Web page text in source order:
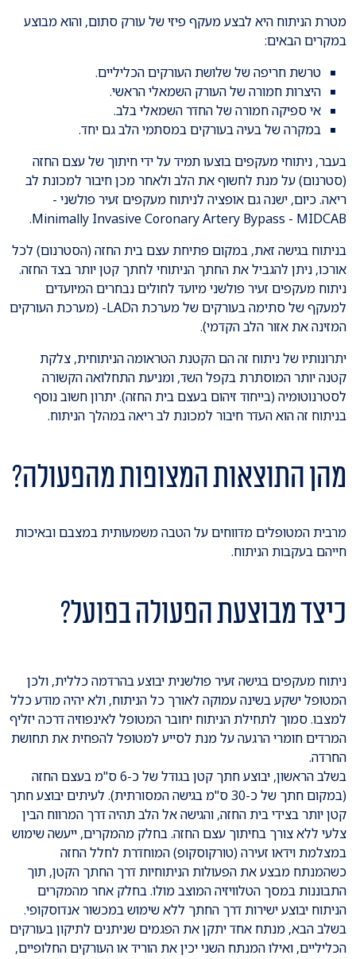
מטרת הניתוח היא לבצע מעקף פיזי של עורק סתום, והוא מבוצע
במקרים הבאים:
טרשת חריפה של שלושת העורקים הכליליים.
היצרות חמורה של העורק השמאלי הראשי.
אי ספיקה חמורה של החדר השמאלי בלב.
במקרה של בעיה בעורקים במסתמי הלב גם יחד.
בעבר, ניתוחי מעקפים בוצעו תמיד על ידי חיתוך של עצם החזה
(סטרנום) על מנת לחשוף את הלב ולאחר מכן חיבור למכונת לב
ריאה. כיום, ישנה גם אופציה לניתוח מעקפים זעיר פולשני -
Minimally Invasive Coronary Artery Bypass - MIDCAB.
בניתוח בגישה זאת, במקום פתיחת עצם בית החזה (הסטרנום) לכל
אורכו, ניתן להגביל את החתך הניתוחי לחתך קטן יותר בצד החזה.
ניתוח מעקפים זעיר פולשני מיועד לחולים נבחרים המיועדים
למעקף של סתימה בעורקים של מערכת הLAD- (מערכת העורקים
המזינה את אזור הלב הקדמי).
יתרונותיו של ניתוח זה הם הקטנת הטראומה הניתוחית, צלקת
קטנה יותר המוסתרת בקפל השד, ומניעת התחלואה הקשורה
לסטרנוטומיה (בייחוד זיהום בעצם בית החזה). יתרון חשוב נוסף
בניתוח זה הוא העדר חיבור למכונת לב ריאה במהלך הניתוח.
מהן התוצאות המצופות מהפעולה?
מרבית המטופלים מדווחים על הטבה משמעותית במצבם ובאיכות
חייהם בעקבות הניתוח.
כיצד מבוצעת הפעולה בפועל?
ניתוח מעקפים בגישה זעיר פולשנית יבוצע בהרדמה כללית, ולכן
המטופל ישקע בשינה עמוקה לאורך כל הניתוח, ולא יהיה מודע כלל
למצבו. סמוך לתחילת הניתוח יחובר המטופל לאינפוזיה דרכה יזליף
המרדים חומרי הרגעה על מנת לסייע למטופל להפחית את תחושת
החרדה.
בשלב הראשון, יבוצע חתך קטן בגודל של כ-6 ס"מ בעצם החזה
(במקום חתך של כ-30 ס"מ בגישה המסורתית). לעיתים יבוצע חתך
קטן יותר בצידי בית החזה, והגישה אל הלב תהיה דרך המרווח הבין
צלעי ללא צורך בחיתוך עצם החזה. בחלק מהמקרים, ייעשה שימוש
במצלמת וידאו זעירה (טורקוסקופ) המוחדרת לחלל החזה
כשהמנתח מבצע את הפעולות הניתוחיות דרך החתך הקטן, תוך
התבוננות במסך הטלוויזיה המוצב מולו. בחלק אחר מהמקרים
הניתוח יבוצע ישירות דרך החתך ללא שימוש במכשור אנדוסקופי.
בשלב הבא, מנתח אחד יתקן את הפגמים שניתנים לתיקון בעורקים
הכליליים, ואילו המנתח השני יכין את הוריד או העורקים החלופיים,